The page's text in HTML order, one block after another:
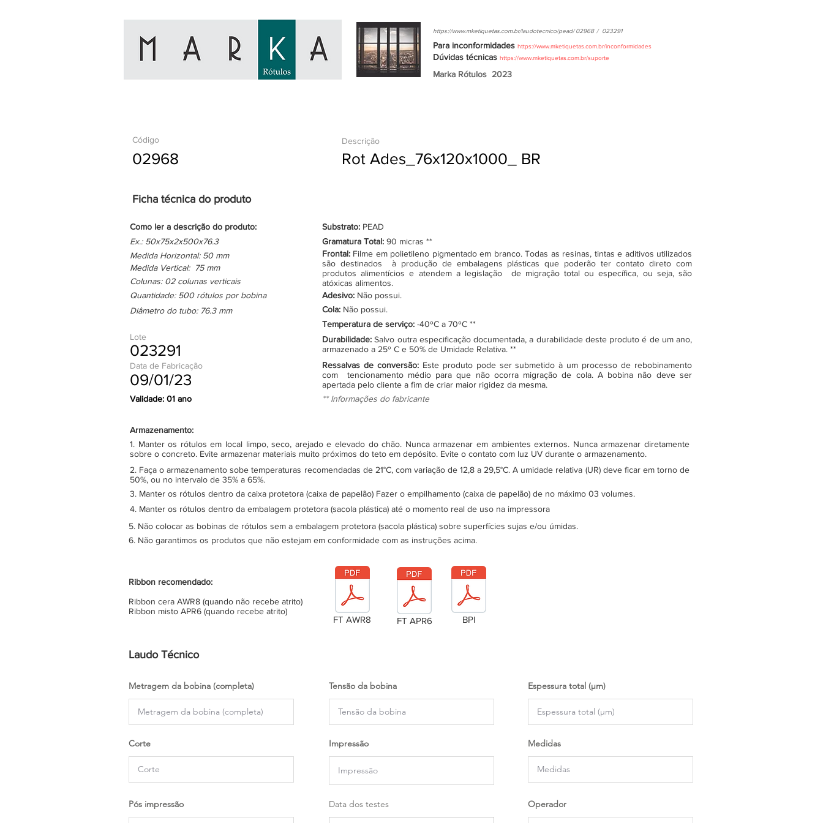
https://www.mketiquetas.com.br/laudotecnico/pead/ 02968 / 023291
Para inconformidades https://www.mketiquetas.com.br/inconformidades
Dúvidas técnicas https://www.mketiquetas.com.br/suporte
Marka Rótulos 2023
Código
02968
Descrição
Rot Ades_76x120x1000_ BR
Ficha técnica do produto
Como ler a descrição do produto: Substrato: PEAD
Ex.: 50x75x2x500x76.3
Medida Horizontal: 50 mm
Medida Vertical: 75 mm
Colunas: 02 colunas verticais
Quantidade: 500 rótulos por bobina
Gramatura Total: 90 micras **
Frontal: Filme em polietileno pigmentado em branco. Todas as resinas, tintas e aditivos utilizados
são destinados à produção de embalagens plásticas que poderão ter contato direto com
produtos alimentícios e atendem a legislação de migração total ou específica, ou seja, são
atóxicas alimentos.
Adesivo: Não possui.
Diâmetro do tubo: 76.3 mm
Cola: Não possui.
Temperatura de serviço: -40ºC a 70ºC **
Lote
023291
Data de Fabricação
09/01/23
Durabilidade:Salvo outra especificação documentada, a durabilidade deste produto é de um ano,
armazenado a 25º C e 50% de Umidade Relativa. **
Ressalvas de conversão: Este produto pode ser submetido à um processo de rebobinamento
com tencionamento médio para que não ocorra migração de cola. A bobina não deve ser
apertada pelo cliente a fim de criar maior rigidez da mesma.
Validade: 01 ano
** Informações do fabricante
Armazenamento:
1. Manter os rótulos em local limpo, seco, arejado e elevado do chão. Nunca armazenar em ambientes externos. Nunca armazenar diretamente
sobre o concreto. Evite armazenar materiais muito próximos do teto em depósito. Evite o contato com luz UV durante o armazenamento.
2. Faça o armazenamento sobe temperaturas recomendadas de 21°C, com variação de 12,8 a 29,5°C. A umidade relativa (UR) deve ficar em torno de
50%, ou no intervalo de 35% a 65%.
3. Manter os rótulos dentro da caixa protetora (caixa de papelão) Fazer o empilhamento (caixa de papelão) de no máximo 03 volumes.
4. Manter os rótulos dentro da embalagem protetora (sacola plástica) até o momento real de uso na impressora
5. Não colocar as bobinas de rótulos sem a embalagem protetora (sacola plástica) sobre superfícies sujas e/ou úmidas.
6. Não garantimos os produtos que não estejam em conformidade com as instruções acima.
Ribbon recomendado:
Ribbon cera AWR8 (quando não recebe atrito)
Ribbon misto APR6 (quando recebe atrito)
FT AWR8 FT APR6 BPI
Laudo Técnico
Metragem da bobina (completa)
Corte
Pós impressão
Tensão da bobina
Impressão
Data dos testes
Espessura total (µm)
Medidas
Operador